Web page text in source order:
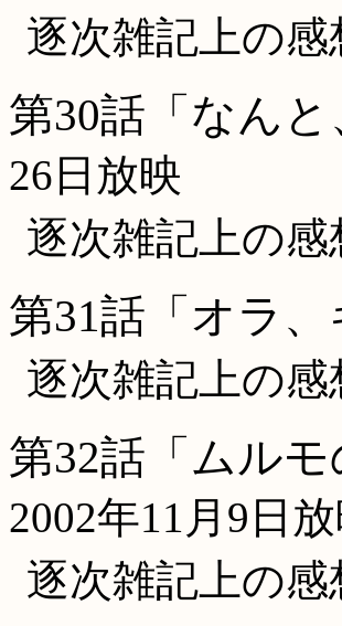
逐次雑記上の感
第30話「なん
26日放映
逐次雑記上の感
第31話「オラ
逐次雑記上の感
第32話「ムル
2002年11月9日
逐次雑記上の感